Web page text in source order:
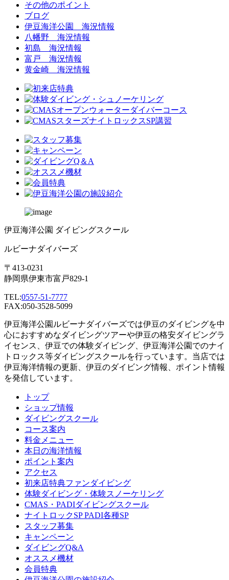
その他のポイント
ブログ
伊豆海洋公園 海況情報
八幡野 海況情報
初島 海況情報
富戸 海況情報
黄金崎 海況情報
伊豆海洋公園 ダイビングスクール
ルビーナダイバーズ
〒413-0231
静岡県伊東市富戸829-1
TEL:0557-51-7777
FAX:050-3528-5099
伊豆海洋公園ルビーナダイバーズでは伊豆のダイビングを中
心におすすめなダイビングツアーや伊豆の格安ダイビングラ
イセンス、伊豆での体験ダイビング、伊豆海洋公園でのナイ
トロックス等ダイビングスクールを行っています。当店では
伊豆海洋情報の更新、伊豆のダイビング情報、ポイント情報
を発信しています。
トップ
ショップ情報
ダイビングスクール
コース案内
料金メニュー
本日の海洋情報
ポイント案内
アクセス
初来店特典ファンダイビング
体験ダイビング・体験スノーケリング
CMAS・PADIダイビングスクール
ナイトロックSP PADI各種SP
スタッフ募集
キャンペーン
ダイビングQ&A
オススメ機材
会員特典